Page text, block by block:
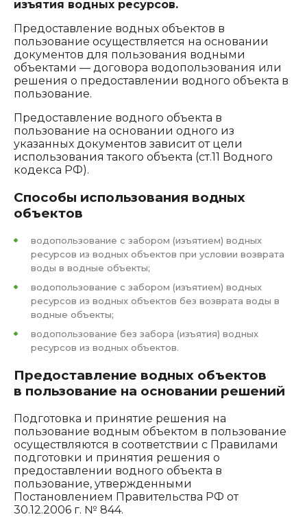
изъятия водных ресурсов.
Предоставление водных объектов в
пользование осуществляется на основании
документов для пользования водными
объектами — договора водопользования или
решения о предоставлении водного объекта в
пользование.
Предоставление водного объекта в
пользование на основании одного из
указанных документов зависит от цели
использования такого объекта (ст.11 Водного
кодекса РФ).
Способы использования водных
объектов
водопользование с забором (изъятием) водных
ресурсов из водных объектов при условии возврата
воды в водные объекты;
водопользование с забором (изъятием) водных
ресурсов из водных объектов без возврата воды в
водные объекты;
водопользование без забора (изъятия) водных
ресурсов из водных объектов.
Предоставление водных объектов
в пользование на основании решений
Подготовка и принятие решения на
пользование водным объектом в пользование
осуществляются в соответствии с Правилами
подготовки и принятия решения о
предоставлении водного объекта в
пользование, утвержденными
Постановлением Правительства РФ от
30.12.2006 г. № 844.